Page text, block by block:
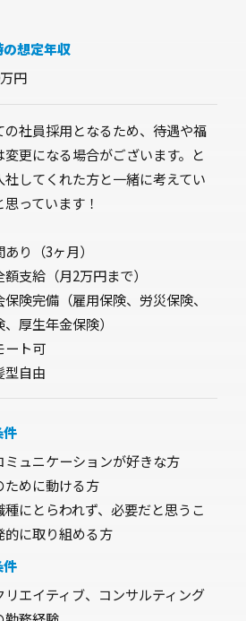
の想定年収
円
社員採用となるため、待遇や福
変更になる場合がございます。と
社してくれた方と一緒に考えてい
っています！
り（3ヶ月）
支給（月2万円まで）
険完備（雇用保険、労災保険、
厚生年金保険）
ート可
型自由
件
ミュニケーションが好きな方
ために動ける方
種にとらわれず、必要だと思うこ
的に取り組める方
件
リエイティブ、コンサルティング